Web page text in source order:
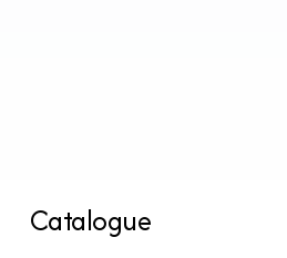
Catalogue